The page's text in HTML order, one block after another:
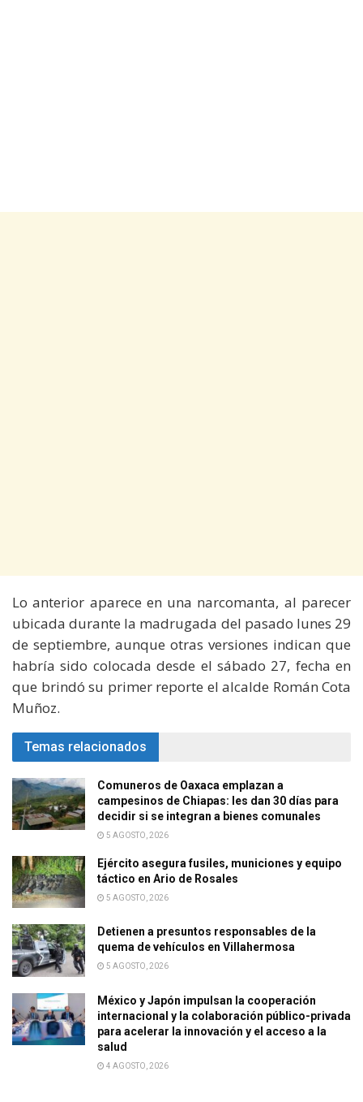
Lo anterior aparece en una narcomanta, al parecer
ubicada durante la madrugada del pasado lunes 29
de septiembre, aunque otras versiones indican que
habría sido colocada desde el sábado 27, fecha en
que brindó su primer reporte el alcalde Román Cota
Muñoz.
Temas relacionados
Comuneros de Oaxaca emplazan a
campesinos de Chiapas: les dan 30 días para
decidir si se integran a bienes comunales
5 AGOSTO, 2026
Ejército asegura fusiles, municiones y equipo
táctico en Ario de Rosales
5 AGOSTO, 2026
Detienen a presuntos responsables de la
quema de vehículos en Villahermosa
5 AGOSTO, 2026
México y Japón impulsan la cooperación
internacional y la colaboración público-privada
para acelerar la innovación y el acceso a la
salud
4 AGOSTO, 2026